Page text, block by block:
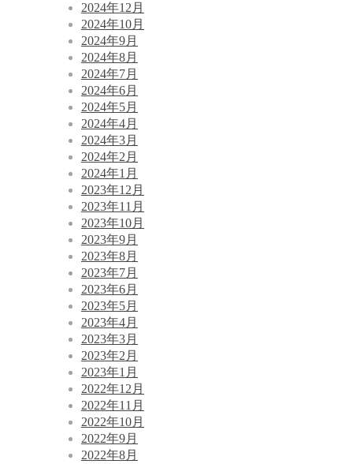
2024年12月
2024年10月
2024年9月
2024年8月
2024年7月
2024年6月
2024年5月
2024年4月
2024年3月
2024年2月
2024年1月
2023年12月
2023年11月
2023年10月
2023年9月
2023年8月
2023年7月
2023年6月
2023年5月
2023年4月
2023年3月
2023年2月
2023年1月
2022年12月
2022年11月
2022年10月
2022年9月
2022年8月